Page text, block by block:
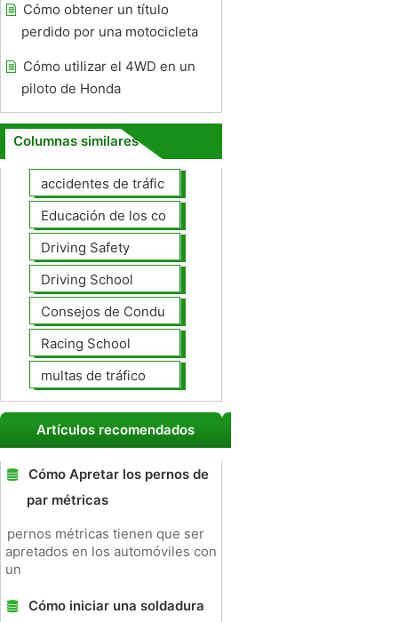
Cómo obtener un título
perdido por una motocicleta
Cómo utilizar el 4WD en un
piloto de Honda
Columnas similares
accidentes de tráfico
Educación de los conductores
Driving Safety
Driving School
Consejos de Conducción
Racing School
multas de tráfico
Artículos recomendados
Cómo Apretar los pernos de
par métricas
pernos métricas tienen que ser
apretados en los automóviles con
un
Cómo iniciar una soldadura